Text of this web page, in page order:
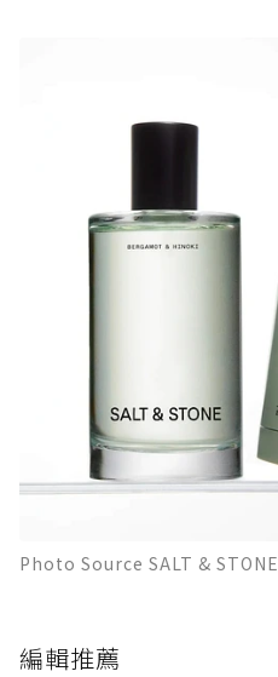
Photo Source SALT & STONE
編輯推薦